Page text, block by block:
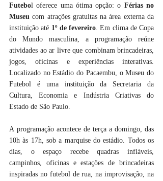
Futebol oferece uma ótima opção: o Férias no
Museu com atrações gratuitas na área externa da
instituição até 1º de fevereiro. Em clima de Copa
do Mundo masculina, a programação reúne
atividades ao ar livre que combinam brincadeiras,
jogos, oficinas e experiências interativas.
Localizado no Estádio do Pacaembu, o Museu do
Futebol é uma instituição da Secretaria da
Cultura, Economia e Indústria Criativas do
Estado de São Paulo.
A programação acontece de terça a domingo, das
10h às 17h, sob a marquise do estádio. Todos os
dias, o espaço recebe quadras infláveis,
campinhos, oficinas e estações de brincadeiras
inspiradas no futebol de rua, na improvisação, na